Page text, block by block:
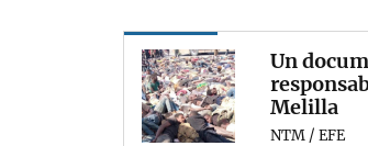
Un
Melilla
NTM / EFE